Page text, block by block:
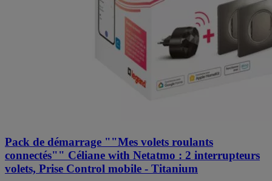
Pack de démarrage ""Mes volets roulants
connectés"" Céliane with Netatmo : 2 interrupteurs
volets, Prise Control mobile - Titanium